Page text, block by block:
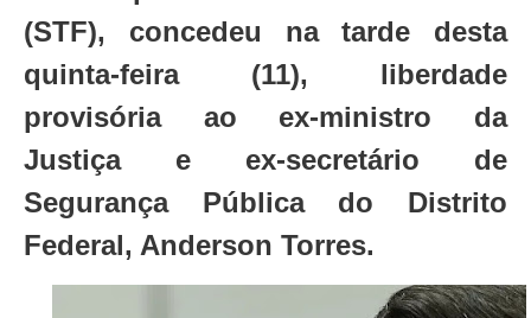
(STF), concedeu na tarde desta
quinta-feira (11), liberdade
provisória ao ex-ministro da
Justiça e ex-secretário de
Segurança Pública do Distrito
Federal, Anderson Torres.